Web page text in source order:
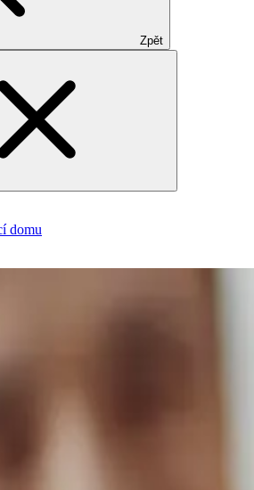
Zpět
domu